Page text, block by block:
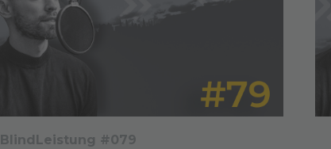
BlindLeistung #079